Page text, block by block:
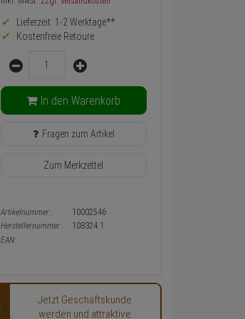
und
Warenkorb-
Konfigurieren-
Button
Lieferzeit: 1-2 Werktage**
Kostenfreie Retoure
Menge
In den Warenkorb
Fragen zum Artikel
Zum Merkzettel
Artikelnummer:
10002546
Herstellernummer:
108324.1
EAN:
Jetzt Geschäftskunde
werden und attraktive